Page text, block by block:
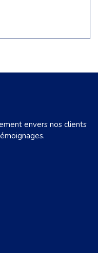
envers nos clients